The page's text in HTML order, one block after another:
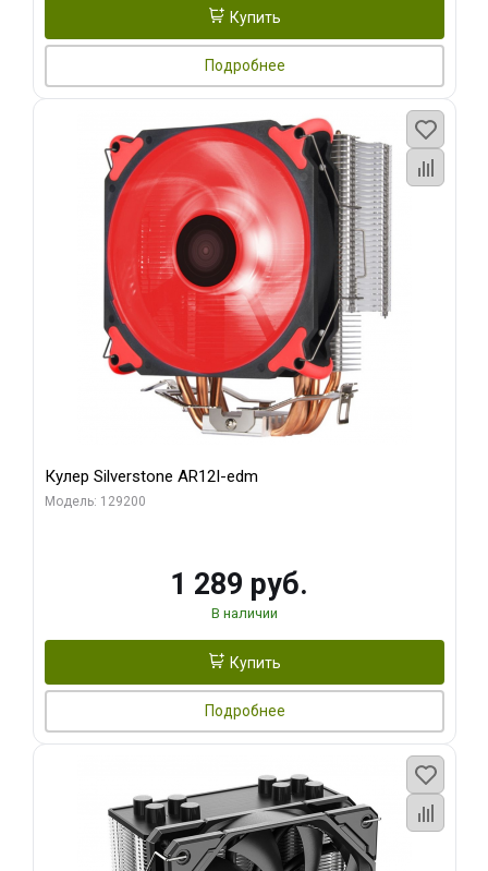
Купить
Подробнее
Кулер Silverstone AR12I-edm
Модель: 129200
1 289 руб.
В наличии
Купить
Подробнее